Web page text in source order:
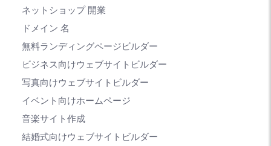
ネットショップ 開業
ドメイン 名
無料ランディングページビルダー
ビジネス向けウェブサイトビルダー
写真向けウェブサイトビルダー
イベント向けホームページ
音楽サイト作成
結婚式向けウェブサイトビルダー